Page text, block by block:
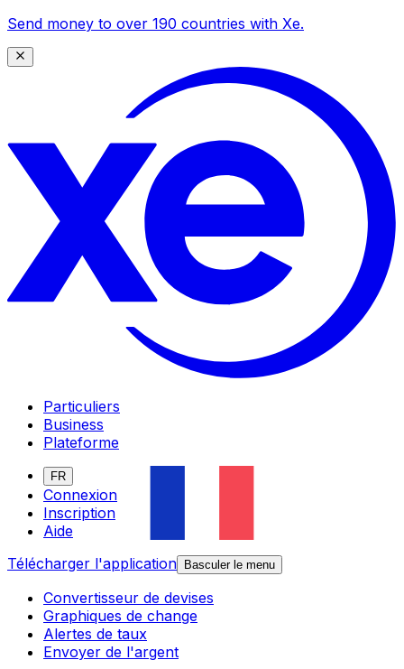
Send money to over 190 countries with Xe.
Particuliers
Business
Plateforme
FR
Connexion
Inscription
Aide
Télécharger l'application
Basculer le menu
Convertisseur de devises
Graphiques de change
Alertes de taux
Envoyer de l'argent